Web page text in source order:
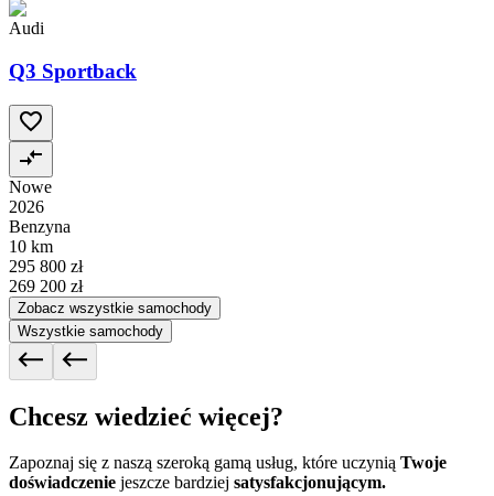
Audi
Q3 Sportback
Nowe
2026
Benzyna
10 km
295 800 zł
269 200 zł
Zobacz wszystkie samochody
Wszystkie samochody
Chcesz wiedzieć więcej?
Zapoznaj się z naszą szeroką gamą usług, które uczynią Twoje
doświadczenie jeszcze bardziej satysfakcjonującym.